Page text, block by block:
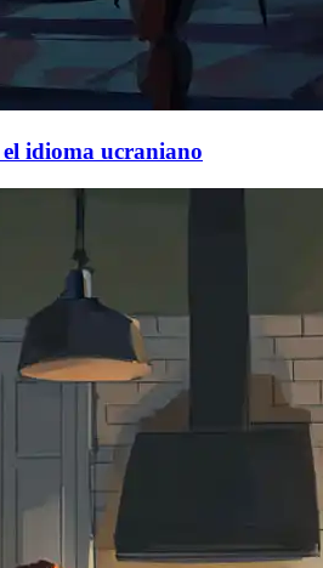
idioma ucraniano